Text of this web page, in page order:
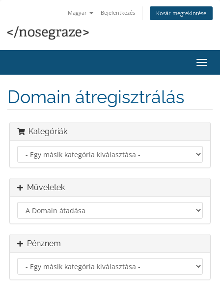
Magyar Bejelentkezés Kosár megtekintése
a
Domain átregisztrálás
Kategóriák
Műveletek
Pénznem